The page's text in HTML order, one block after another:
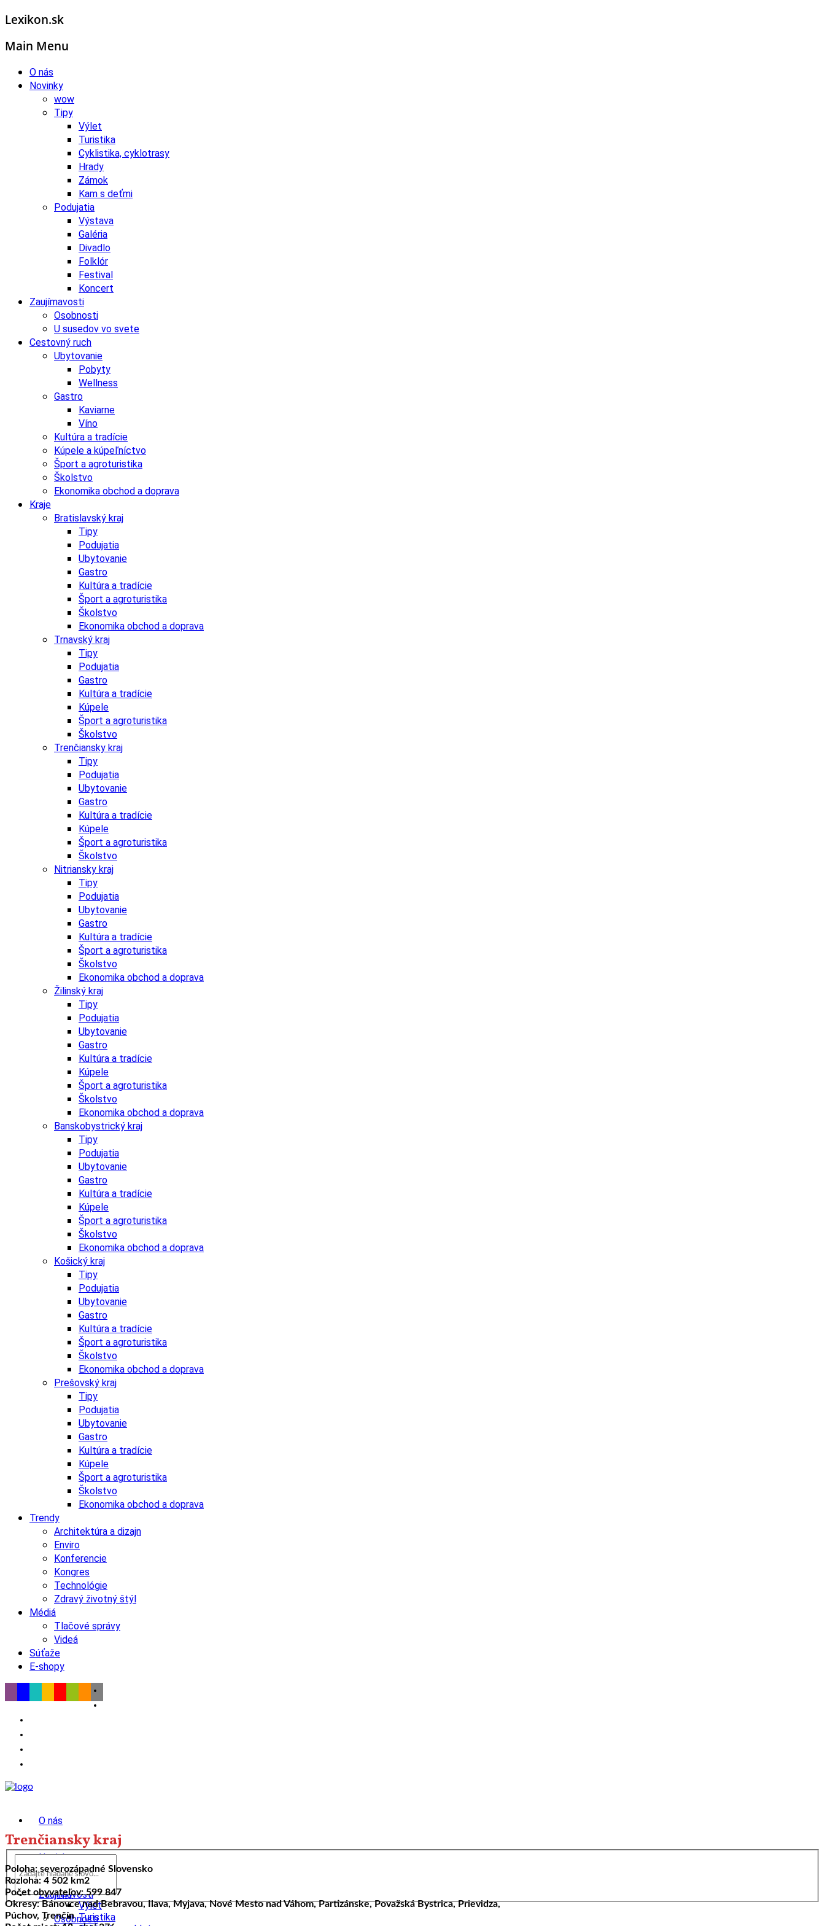
Lexikon.sk
Main Menu
O nás
Novinky
wow
Tipy
Výlet
Turistika
Cyklistika, cyklotrasy
Hrady
Zámok
Kam s deťmi
Podujatia
Výstava
Galéria
Divadlo
Folklór
Festival
Koncert
Zaujímavosti
Osobnosti
U susedov vo svete
Cestovný ruch
Ubytovanie
Pobyty
Wellness
Gastro
Kaviarne
Víno
Kultúra a tradície
Kúpele a kúpeľníctvo
Šport a agroturistika
Školstvo
Ekonomika obchod a doprava
Kraje
Bratislavský kraj
Tipy
Podujatia
Ubytovanie
Gastro
Kultúra a tradície
Šport a agroturistika
Školstvo
Ekonomika obchod a doprava
Trnavský kraj
Tipy
Podujatia
Gastro
Kultúra a tradície
Kúpele
Šport a agroturistika
Školstvo
Trenčiansky kraj
Tipy
Podujatia
Ubytovanie
Gastro
Kultúra a tradície
Kúpele
Šport a agroturistika
Školstvo
Nitriansky kraj
Tipy
Podujatia
Ubytovanie
Gastro
Kultúra a tradície
Šport a agroturistika
Školstvo
Ekonomika obchod a doprava
Žilinský kraj
Tipy
Podujatia
Ubytovanie
Gastro
Kultúra a tradície
Kúpele
Šport a agroturistika
Školstvo
Ekonomika obchod a doprava
Banskobystrický kraj
Tipy
Podujatia
Ubytovanie
Gastro
Kultúra a tradície
Kúpele
Šport a agroturistika
Školstvo
Ekonomika obchod a doprava
Košický kraj
Tipy
Podujatia
Ubytovanie
Gastro
Kultúra a tradície
Šport a agroturistika
Školstvo
Ekonomika obchod a doprava
Prešovský kraj
Tipy
Podujatia
Ubytovanie
Gastro
Kultúra a tradície
Kúpele
Šport a agroturistika
Školstvo
Ekonomika obchod a doprava
Trendy
Architektúra a dizajn
Enviro
Konferencie
Kongres
Technológie
Zdravý životný štýl
Médiá
Tlačové správy
Videá
Súťaže
E-shopy
O nás
Novinky
wow
Tipy
Výlet
Turistika
Zaujímavosti
Osobnosti
Trenčiansky kraj
Poloha: severozápadné Slovensko
Rozloha: 4 502 km2
Počet obyvateľov: 599 847
Okresy: Bánovce nad Bebravou, Ilava, Myjava, Nové Mesto nad Váhom, Partizánske, Považská Bystrica, Prievidza,
Púchov, Trenčín